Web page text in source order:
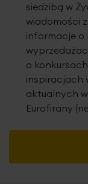
siedzibą w
wiadomości
informacje o
o
inspiracjach
aktualnych
Eurofirany